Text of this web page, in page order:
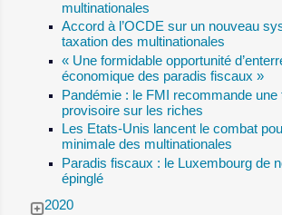
multinationales
Accord à l’OCDE sur un nouveau
taxation des multinationales
« Une formidable opportunité
économique des paradis fiscaux »
Pandémie : le FMI recommande une
provisoire sur les riches
Les Etats-Unis lancent le combat
minimale des multinationales
Paradis fiscaux : le Luxembourg de
épinglé
2020